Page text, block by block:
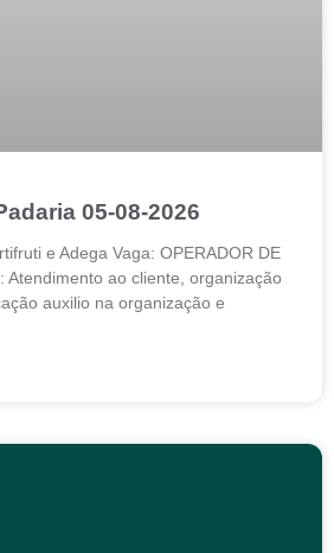
05-08-2026
e Adega Vaga: OPERADOR DE
Atendimento ao cliente, organização
auxilio na organização e